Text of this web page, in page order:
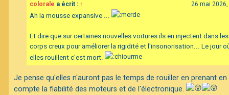
colorale a écrit : ↑ 26 mai
Ah la mousse expansive ...
Et dire que sur certaines nouvelles voitures ils en injectent dans les
corps creux pour améliorer la rigidité et l'insonorisation... Le jour
elles rouillent c'est mort.
Je pense qu'elles n'auront pas le temps de rouiller en prenant en
compte la fiabilité des moteurs et de l'électronique.